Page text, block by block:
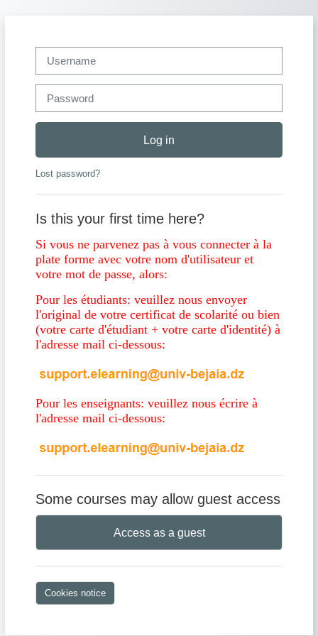
Log in
Lost password?
Is this your first time here?
Si vous ne parvenez pas à vous connecter à la
plate forme avec votre nom d'utilisateur et
votre mot de passe, alors:
Pour les étudiants: veuillez nous envoyer
l'original de votre certificat de scolarité ou bien
(votre carte d'étudiant + votre carte d'identité) à
l'adresse mail ci-dessous:
Pour les enseignants: veuillez nous écrire à
l'adresse mail ci-dessous:
Some courses may allow guest access
Access as a guest
Cookies notice